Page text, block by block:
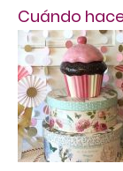
Cuándo